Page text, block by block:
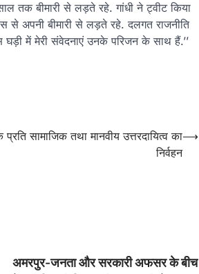
तक बीमारी से लड़ते रहे. गांधी ने ट्वीट किया
से अपनी बीमारी से लड़ते रहे. दलगत राजनीति
में मेरी संवेदनाएं उनके परिजन के साथ हैं.’’
सामाजिक तथा मानवीय उत्तरदायित्व का
निर्वहन
⟶
अमरपुर-जनता और सरकारी अफसर के बीच